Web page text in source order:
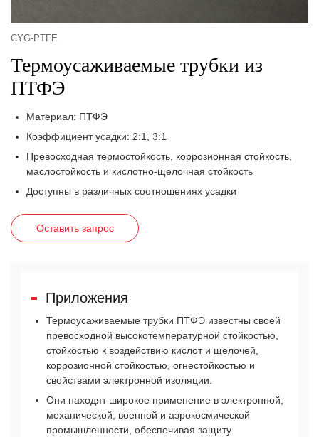
CYG-PTFE
Термоусаживаемые трубки из
ПТФЭ
Материал: ПТФЭ
Коэффициент усадки: 2:1, 3:1
Превосходная термостойкость, коррозионная стойкость,
маслостойкость и кислотно-щелочная стойкость
Доступны в различных соотношениях усадки
Оставить запрос
Приложения
Термоусаживаемые трубки ПТФЭ известны своей
превосходной высокотемпературной стойкостью,
стойкостью к воздействию кислот и щелочей,
коррозионной стойкостью, огнестойкостью и
свойствами электронной изоляции.
Они находят широкое применение в электронной,
механической, военной и аэрокосмической
промышленности, обеспечивая защиту